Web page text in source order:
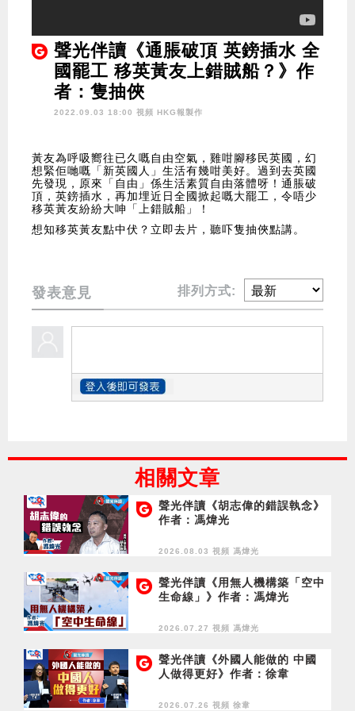
聲光伴讀《通脹破頂 英鎊插水 全
國罷工 移英黃友上錯賊船？》作
者：隻抽俠
2022.09.03 18:00 視頻 HKG報製作
黃友為呼吸嚮往已久嘅自由空氣，雞咁腳移民英國，幻
想緊佢哋嘅「新英國人」生活有幾咁美好。過到去英國
先發現，原來「自由」係生活素質自由落體呀！通脹破
頂，英鎊插水，再加埋近日全國掀起嘅大罷工，令唔少
移英黃友紛紛大呻「上錯賊船」！
想知移英黃友點中伏？立即去片，聽吓隻抽俠點講。
發表意見 排列方式:
相關文章
聲光伴讀《胡志偉的錯誤執念》
作者：馮煒光
2026.08.03 視頻 馮煒光
聲光伴讀《用無人機構築「空中
生命線」》作者：馮煒光
2026.07.27 視頻 馮煒光
聲光伴讀《外國人能做的 中國
人做得更好》作者：徐韋
2026.07.26 視頻 徐韋